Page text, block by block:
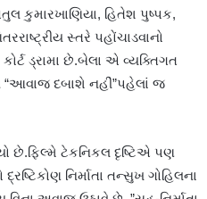
કુમારખાણિયા, હિતેશ પુષ્પક,
સ્તરે પહોંચાડવાનો
ડ્રામા છે.બેલા એ વ્યક્તિગત
“આવાજ દબાશે નહીં”પહેલાં જ
છે.ફિલ્મે ટેકનિકલ દૃષ્ટિએ પણ
નિર્માતા તન્સુખ ગોહિલના